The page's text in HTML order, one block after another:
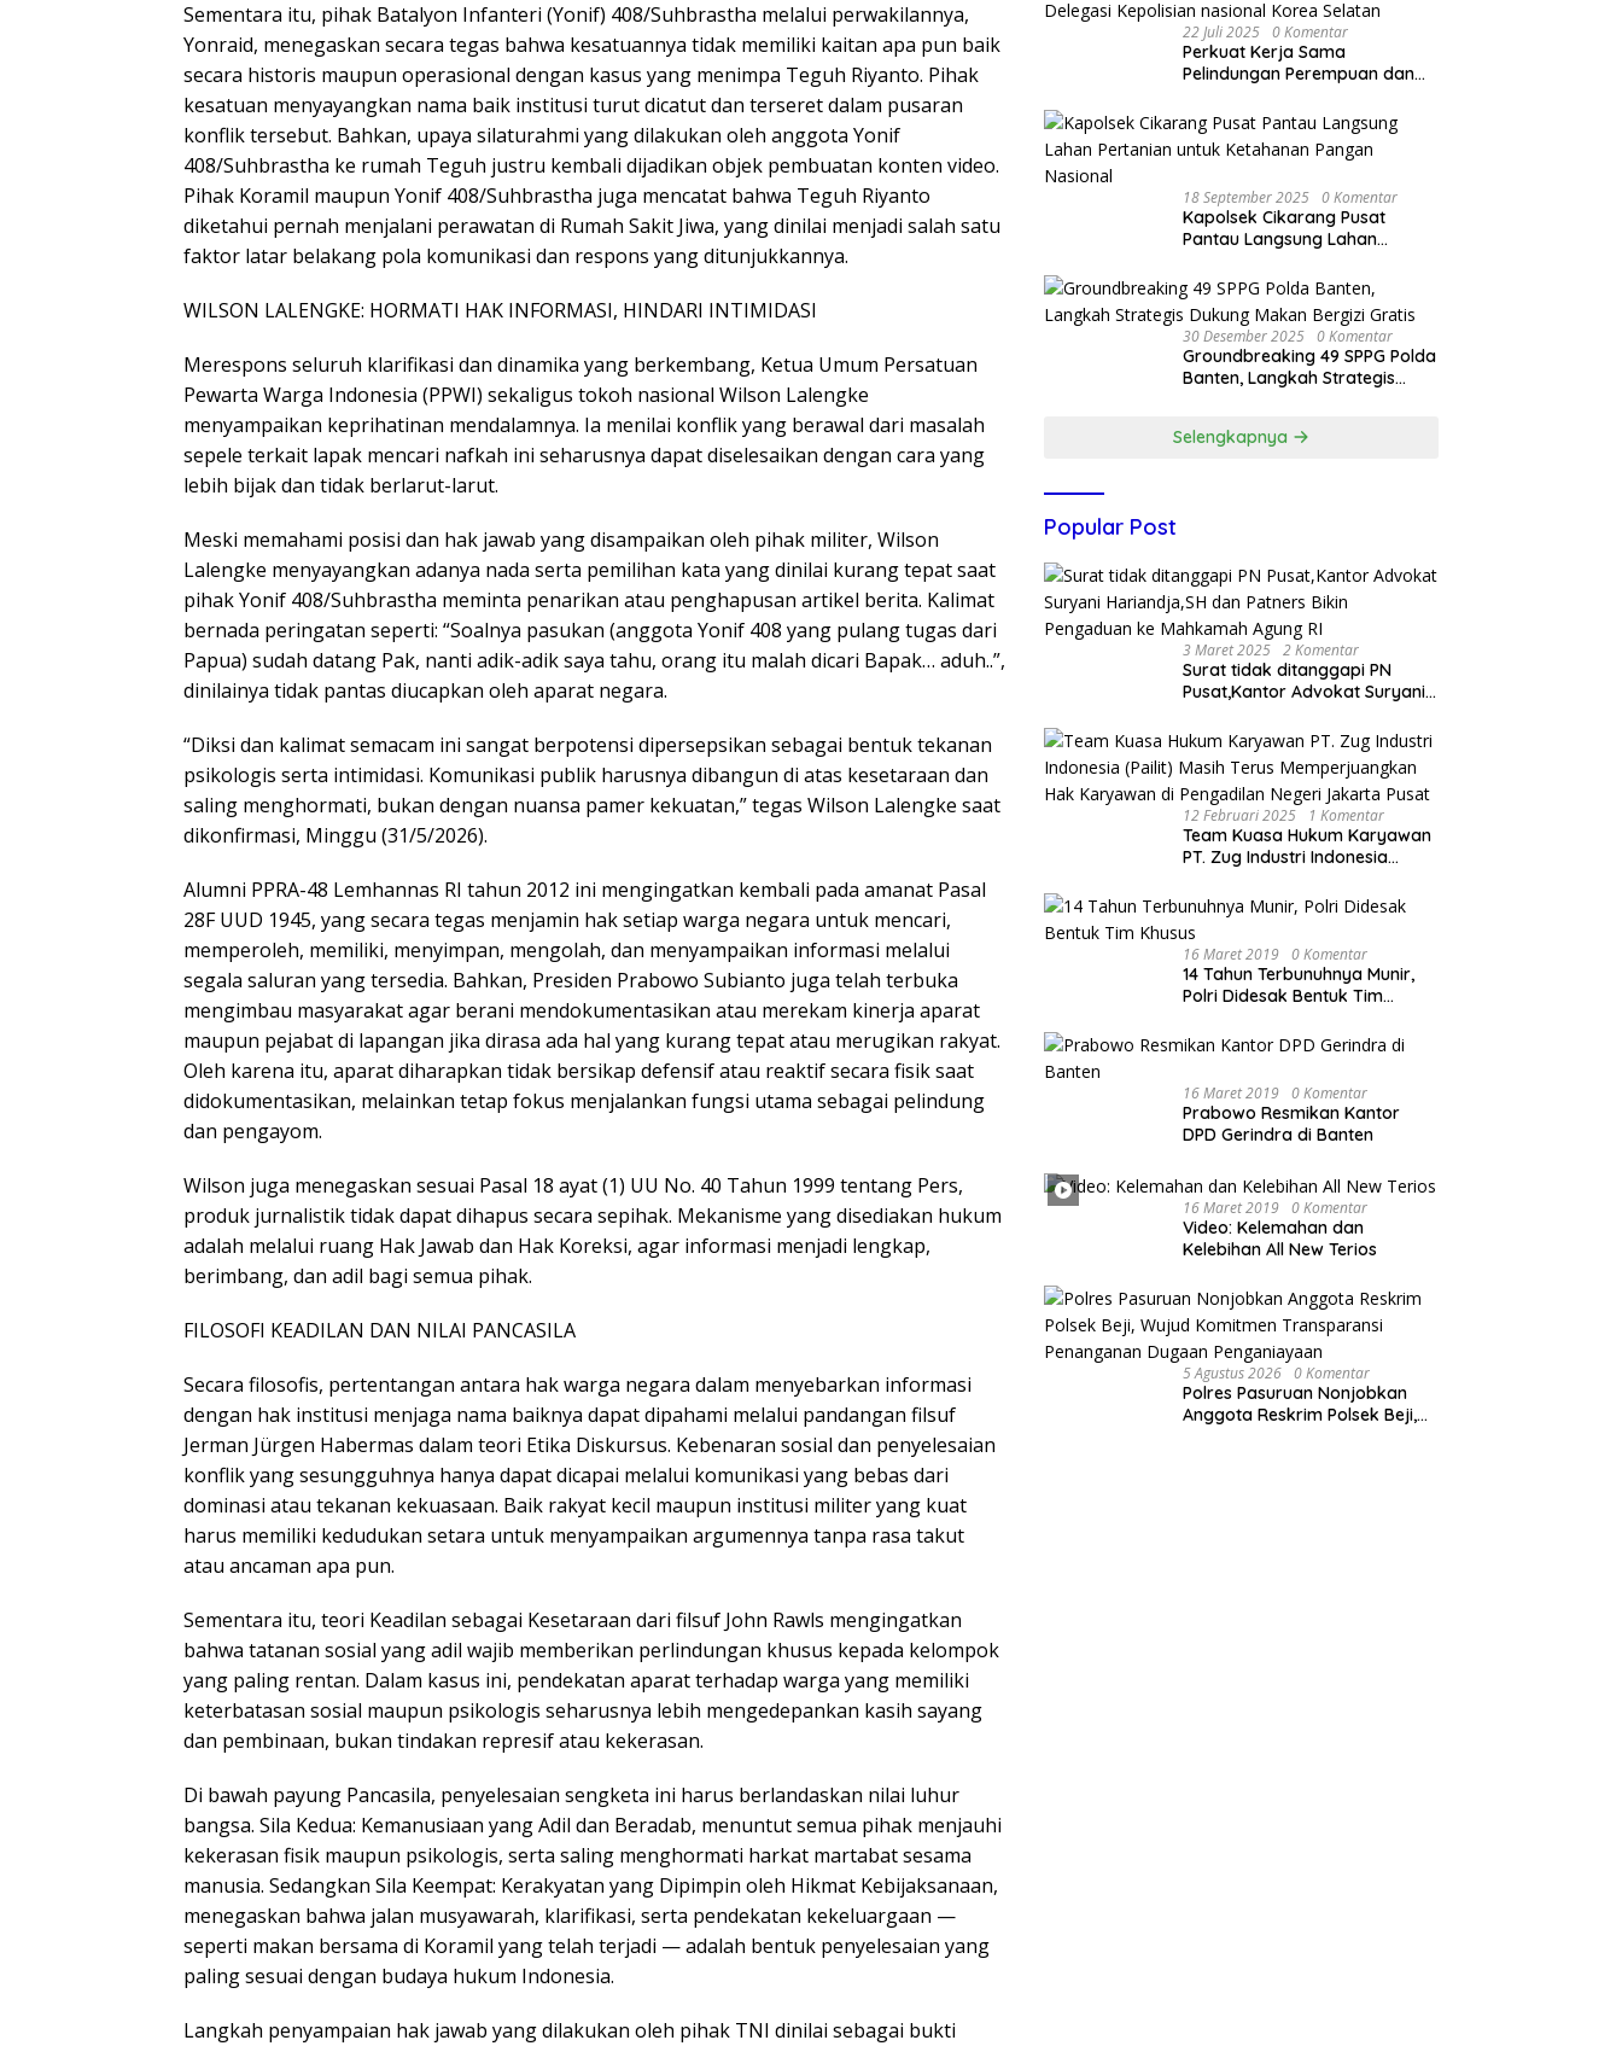
Sementara itu, pihak Batalyon Infanteri (Yonif) 408/Suhbrastha melalui perwakilannya,
Yonraid, menegaskan secara tegas bahwa kesatuannya tidak memiliki kaitan apa pun baik
secara historis maupun operasional dengan kasus yang menimpa Teguh Riyanto. Pihak
kesatuan menyayangkan nama baik institusi turut dicatut dan terseret dalam pusaran
konflik tersebut. Bahkan, upaya silaturahmi yang dilakukan oleh anggota Yonif
408/Suhbrastha ke rumah Teguh justru kembali dijadikan objek pembuatan konten video.
Pihak Koramil maupun Yonif 408/Suhbrastha juga mencatat bahwa Teguh Riyanto
diketahui pernah menjalani perawatan di Rumah Sakit Jiwa, yang dinilai menjadi salah satu
faktor latar belakang pola komunikasi dan respons yang ditunjukkannya.
WILSON LALENGKE: HORMATI HAK INFORMASI, HINDARI INTIMIDASI
Merespons seluruh klarifikasi dan dinamika yang berkembang, Ketua Umum Persatuan
Pewarta Warga Indonesia (PPWI) sekaligus tokoh nasional Wilson Lalengke
menyampaikan keprihatinan mendalamnya. Ia menilai konflik yang berawal dari masalah
sepele terkait lapak mencari nafkah ini seharusnya dapat diselesaikan dengan cara yang
lebih bijak dan tidak berlarut-larut.
Meski memahami posisi dan hak jawab yang disampaikan oleh pihak militer, Wilson
Lalengke menyayangkan adanya nada serta pemilihan kata yang dinilai kurang tepat saat
pihak Yonif 408/Suhbrastha meminta penarikan atau penghapusan artikel berita. Kalimat
bernada peringatan seperti: “Soalnya pasukan (anggota Yonif 408 yang pulang tugas dari
Papua) sudah datang Pak, nanti adik-adik saya tahu, orang itu malah dicari Bapak… aduh..”,
dinilainya tidak pantas diucapkan oleh aparat negara.
“Diksi dan kalimat semacam ini sangat berpotensi dipersepsikan sebagai bentuk tekanan
psikologis serta intimidasi. Komunikasi publik harusnya dibangun di atas kesetaraan dan
saling menghormati, bukan dengan nuansa pamer kekuatan,” tegas Wilson Lalengke saat
dikonfirmasi, Minggu (31/5/2026).
Alumni PPRA-48 Lemhannas RI tahun 2012 ini mengingatkan kembali pada amanat Pasal
28F UUD 1945, yang secara tegas menjamin hak setiap warga negara untuk mencari,
memperoleh, memiliki, menyimpan, mengolah, dan menyampaikan informasi melalui
segala saluran yang tersedia. Bahkan, Presiden Prabowo Subianto juga telah terbuka
mengimbau masyarakat agar berani mendokumentasikan atau merekam kinerja aparat
maupun pejabat di lapangan jika dirasa ada hal yang kurang tepat atau merugikan rakyat.
Oleh karena itu, aparat diharapkan tidak bersikap defensif atau reaktif secara fisik saat
didokumentasikan, melainkan tetap fokus menjalankan fungsi utama sebagai pelindung
dan pengayom.
Wilson juga menegaskan sesuai Pasal 18 ayat (1) UU No. 40 Tahun 1999 tentang Pers,
produk jurnalistik tidak dapat dihapus secara sepihak. Mekanisme yang disediakan hukum
adalah melalui ruang Hak Jawab dan Hak Koreksi, agar informasi menjadi lengkap,
berimbang, dan adil bagi semua pihak.
FILOSOFI KEADILAN DAN NILAI PANCASILA
Secara filosofis, pertentangan antara hak warga negara dalam menyebarkan informasi
dengan hak institusi menjaga nama baiknya dapat dipahami melalui pandangan filsuf
Jerman Jürgen Habermas dalam teori Etika Diskursus. Kebenaran sosial dan penyelesaian
konflik yang sesungguhnya hanya dapat dicapai melalui komunikasi yang bebas dari
dominasi atau tekanan kekuasaan. Baik rakyat kecil maupun institusi militer yang kuat
harus memiliki kedudukan setara untuk menyampaikan argumennya tanpa rasa takut
atau ancaman apa pun.
Sementara itu, teori Keadilan sebagai Kesetaraan dari filsuf John Rawls mengingatkan
bahwa tatanan sosial yang adil wajib memberikan perlindungan khusus kepada kelompok
yang paling rentan. Dalam kasus ini, pendekatan aparat terhadap warga yang memiliki
keterbatasan sosial maupun psikologis seharusnya lebih mengedepankan kasih sayang
dan pembinaan, bukan tindakan represif atau kekerasan.
Di bawah payung Pancasila, penyelesaian sengketa ini harus berlandaskan nilai luhur
bangsa. Sila Kedua: Kemanusiaan yang Adil dan Beradab, menuntut semua pihak menjauhi
kekerasan fisik maupun psikologis, serta saling menghormati harkat martabat sesama
manusia. Sedangkan Sila Keempat: Kerakyatan yang Dipimpin oleh Hikmat Kebijaksanaan,
menegaskan bahwa jalan musyawarah, klarifikasi, serta pendekatan kekeluargaan —
seperti makan bersama di Koramil yang telah terjadi — adalah bentuk penyelesaian yang
paling sesuai dengan budaya hukum Indonesia.
Langkah penyampaian hak jawab yang dilakukan oleh pihak TNI dinilai sebagai bukti
22 Juli 2025 0 Komentar
Perkuat Kerja Sama
Pelindungan Perempuan dan
Kunjungan Delegasi Kepolisian
nasional Korea Selatan
18 September 2025 0 Komentar
Kapolsek Cikarang Pusat
Pantau Langsung Lahan
Pangan Nasional
30 Desember 2025 0 Komentar
Groundbreaking 49 SPPG Polda
Banten, Langkah Strategis
Selengkapnya
Popular Post
3 Maret 2025 2 Komentar
Surat tidak ditanggapi PN
Pusat,Kantor Advokat Suryani
Pengaduan ke Mahkamah
Agung RI
12 Februari 2025 1 Komentar
Team Kuasa Hukum Karyawan
PT. Zug Industri Indonesia
Memperjuangkan Hak
Karyawan di Pengadilan Negeri
Jakarta Pusat
16 Maret 2019 0 Komentar
14 Tahun Terbunuhnya Munir,
Polri Didesak Bentuk Tim
16 Maret 2019 0 Komentar
Prabowo Resmikan Kantor
DPD Gerindra di Banten
16 Maret 2019 0 Komentar
Video: Kelemahan dan
Kelebihan All New Terios
5 Agustus 2026 0 Komentar
Polres Pasuruan Nonjobkan
Anggota Reskrim Polsek Beji,